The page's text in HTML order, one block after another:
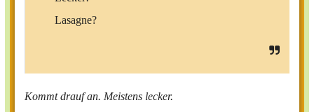
Lasagne?
Kommt drauf an. Meistens lecker.